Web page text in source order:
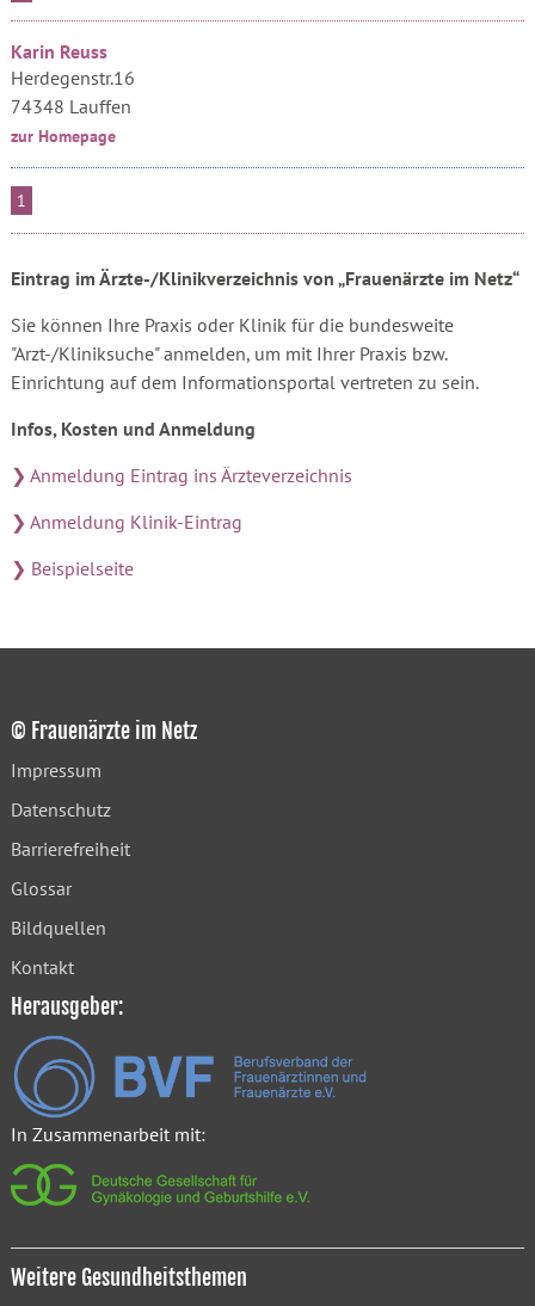
Karin Reuss
Herdegenstr.16
74348 Lauffen
zur Homepage
1
Eintrag im Ärzte-/Klinikverzeichnis von „Frauenärzte im Netz“
Sie können Ihre Praxis oder Klinik für die bundesweite
"Arzt-/Kliniksuche" anmelden, um mit Ihrer Praxis bzw.
Einrichtung auf dem Informationsportal vertreten zu sein.
Infos, Kosten und Anmeldung
❯ Anmeldung Eintrag ins Ärzteverzeichnis
❯ Anmeldung Klinik-Eintrag
❯ Beispielseite
© Frauenärzte im Netz
Impressum
Datenschutz
Barrierefreiheit
Glossar
Bildquellen
Kontakt
Herausgeber:
In Zusammenarbeit mit:
Weitere Gesundheitsthemen